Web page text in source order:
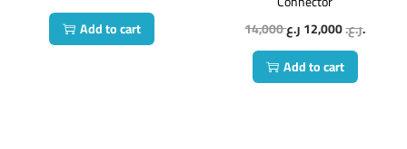
Add to cart
14,000
ر.ع.12,000
ر.ع.
Add to cart